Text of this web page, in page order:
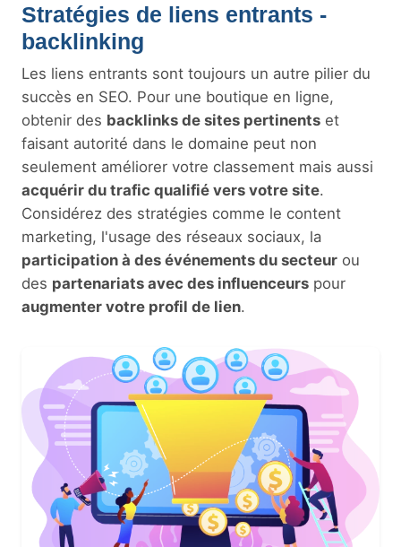
Stratégies de liens entrants -
backlinking
Les liens entrants sont toujours un autre pilier du
succès en SEO. Pour une boutique en ligne,
obtenir des backlinks de sites pertinents et
faisant autorité dans le domaine peut non
seulement améliorer votre classement mais aussi
acquérir du trafic qualifié vers votre site.
Considérez des stratégies comme le content
marketing, l'usage des réseaux sociaux, la
participation à des événements du secteur ou
des partenariats avec des influenceurs pour
augmenter votre profil de lien.